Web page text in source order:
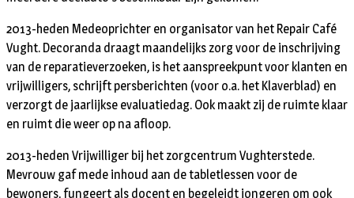
2013-heden Medeoprichter en organisator van het Repair Café
Vught. Decoranda draagt maandelijks zorg voor de inschrijving
van de reparatieverzoeken, is het aanspreekpunt voor klanten en
vrijwilligers, schrijft persberichten (voor o.a. het Klaverblad) en
verzorgt de jaarlijkse evaluatiedag. Ook maakt zij de ruimte klaar
en ruimt die weer op na afloop.
2013-heden Vrijwilliger bij het zorgcentrum Vughterstede.
Mevrouw gaf mede inhoud aan de tabletlessen voor de
bewoners, fungeert als docent en begeleidt jongeren om ook